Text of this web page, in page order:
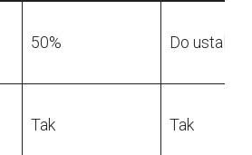
50% Do
Tak Tak